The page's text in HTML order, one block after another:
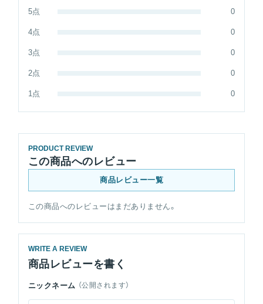
5点 0
4点 0
3点 0
2点 0
1点 0
PRODUCT REVIEW
この商品へのレビュー
商品レビュー一覧
この商品へのレビューはまだありません。
WRITE A REVIEW
商品レビューを書く
ニックネーム （公開されます）